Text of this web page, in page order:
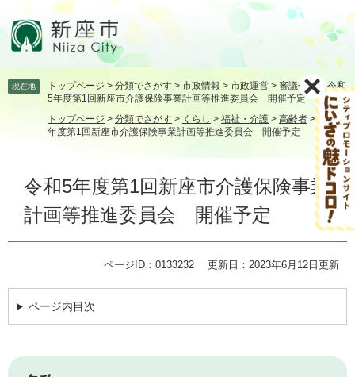
頭飛 現在地 トップページ > 分類でさがす > 市政情報 > 市政運営 > 審議会等>令和
5年度第1回新座市介護保険事業計画等推進委員会 開催予定
トップページ > 分類でさがす > くらし > 福祉・介護 > 高齢者 >令和5
年度第1回新座市介護保険事業計画等推進委員会 開催予定
令和5年度第1回新座市介護保険事業
計画等推進委員会 開催予定
ページID：0133232 更新日：2023年6月12日更新
ページ内目次